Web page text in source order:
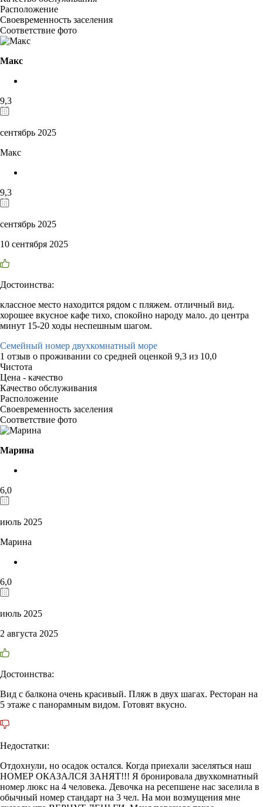
Расположение
Своевременность заселения
Соответствие фото
Макс
9,3
сентябрь 2025
Макс
9,3
сентябрь 2025
10 сентября 2025
Достоинства:
классное место находится рядом с пляжем. отличный вид.
хорошее вкусное кафе тихо, спокойно народу мало. до центра
минут 15-20 ходы неспешным шагом.
Семейный номер двухкомнатный море
1 отзыв о проживании со средней оценкой 9,3 из 10,0
Чистота
Цена - качество
Качество обслуживания
Расположение
Своевременность заселения
Соответствие фото
Марина
6,0
июль 2025
Марина
6,0
июль 2025
2 августа 2025
Достоинства:
Вид с балкона очень красивый. Пляж в двух шагах. Ресторан на
5 этаже с панорамным видом. Готовят вкусно.
Недостатки:
Отдохнули, но осадок остался. Когда приехали заселяться наш
НОМЕР ОКАЗАЛСЯ ЗАНЯТ!!! Я бронировала двухкомнатный
номер люкс на 4 человека. Девочка на ресепшене нас заселила в
обычный номер стандарт на 3 чел. На мои возмущения мне